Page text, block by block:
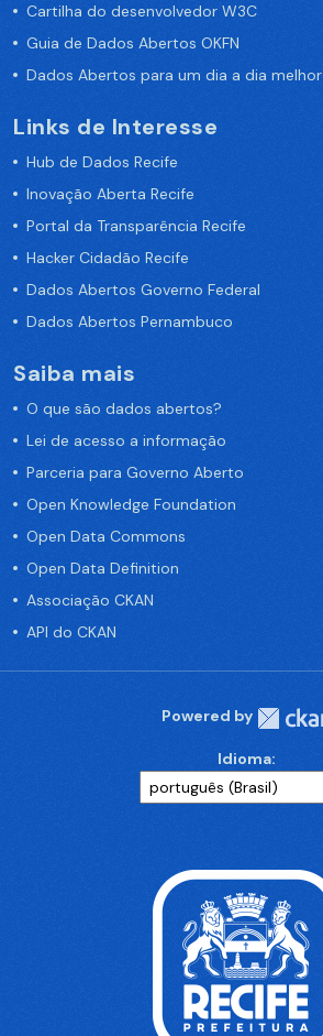
Cartilha do desenvolvedor W3C
Guia de Dados Abertos OKFN
Dados Abertos para um dia a dia melhor
Links de Interesse
Hub de Dados Recife
Inovação Aberta Recife
Portal da Transparência Recife
Hacker Cidadão Recife
Dados Abertos Governo Federal
Dados Abertos Pernambuco
Saiba mais
O que são dados abertos?
Lei de acesso a informação
Parceria para Governo Aberto
Open Knowledge Foundation
Open Data Commons
Open Data Definition
Associação CKAN
API do CKAN
Powered by
Idioma